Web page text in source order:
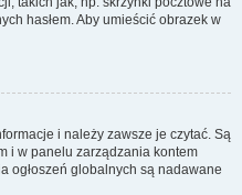
hasłem. Aby umieścić obrazek w
i należy zawsze je czytać. Są
i w panelu zarządzania kontem
ogłoszeń globalnych są nadawane